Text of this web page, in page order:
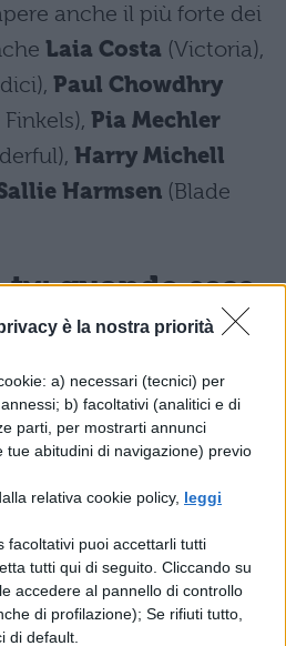
è la nostra priorità
a) necessari (tecnici) per
b) facoltativi (analitici e di
parti, per mostrarti annunci
tue abitudini di navigazione) previo
relativa cookie policy, leggi
facoltativi puoi accettarli tutti
tutti qui di seguito. Cliccando su
accedere al pannello di controllo
di profilazione); Se rifiuti tutto,
di default.
anche il più forte dei
Laia Costa (Victoria),
Paul Chowdhry
Pia Mechler
Harry Michell
Harmsen (Blade
quando esce
ventiquattro settimane
e Roma. Le puntate
vedere la luce prima
A dirigere la serie
Nick
artistico, e
sullo schermo
a più mani che ha visto
Guido Maria Brera